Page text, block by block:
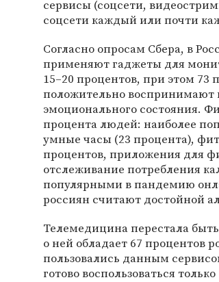
сервисы (соцсети,
соцсети каждый или почти
Согласно опросам Сбера, в
применяют гаджеты для
15‒20 процентов, при этом 73
положительно воспринимают
эмоционального состояния.
процента людей: наиболее
умные часы (23 процента),
процентов, приложения для
отслеживание потребления
популярными в пандемию
россиян считают достойной
Телемедицина перестала
о ней обладает 67 процентов
пользовались данным
готово воспользоваться